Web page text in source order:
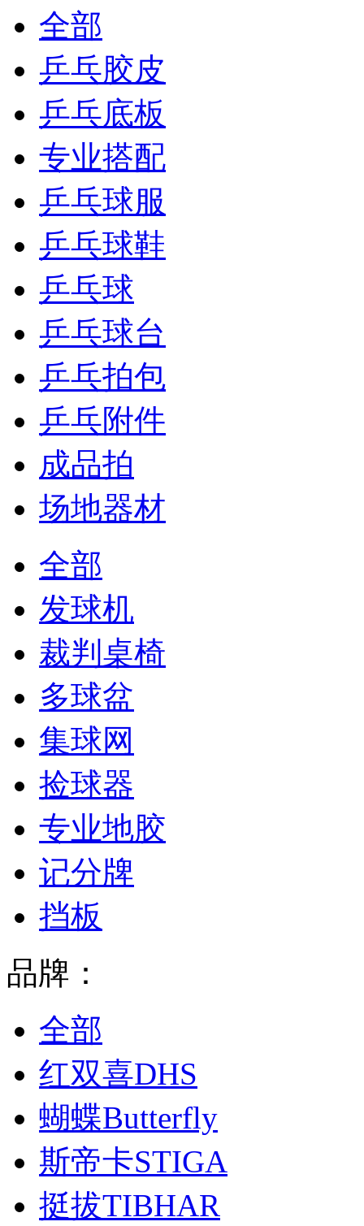
全部
乒乓胶皮
乒乓底板
专业搭配
乒乓球服
乒乓球鞋
乒乓球
乒乓球台
乒乓拍包
乒乓附件
成品拍
场地器材
全部
发球机
裁判桌椅
多球盆
集球网
捡球器
专业地胶
记分牌
挡板
品牌：
全部
红双喜DHS
蝴蝶Butterfly
斯帝卡STIGA
挺拔TIBHAR